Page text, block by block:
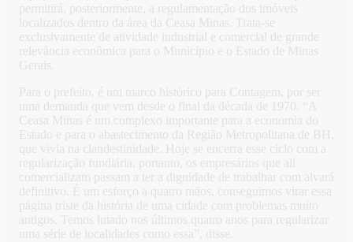
permitirá, posteriormente, a regulamentação dos imóveis
localizados dentro da área da Ceasa Minas. Trata-se
exclusivamente de atividade industrial e comercial de grande
relevância econômica para o Município e o Estado de Minas
Gerais.
Para o prefeito, é um marco histórico para Contagem, por ser
uma demanda que vem desde o final da década de 1970. “A
Ceasa Minas é um complexo importante para a economia do
Estado e para o abastecimento da Região Metropolitana de BH,
que vivia na clandestinidade. Hoje se encerra esse ciclo com a
regularização fundiária, portanto, os empresários que ali
comercializam passam a ter a dignidade de trabalhar com alvará
definitivo. É um esforço a quatro mãos, conseguimos virar essa
página triste da história de uma cidade com problemas muito
antigos. Temos lutado nos últimos quatro anos para regularizar
uma série de localidades como essa”, disse.